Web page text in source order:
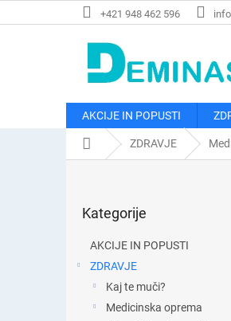
na
+421 948 462 596
AKCIJE IN POPUSTI
Domača
stran
ZDRAVJE
kategorije
Kategorije
AKCIJE IN POPUSTI
ZDRAVJE
Kaj te muči?
Medicinska oprema